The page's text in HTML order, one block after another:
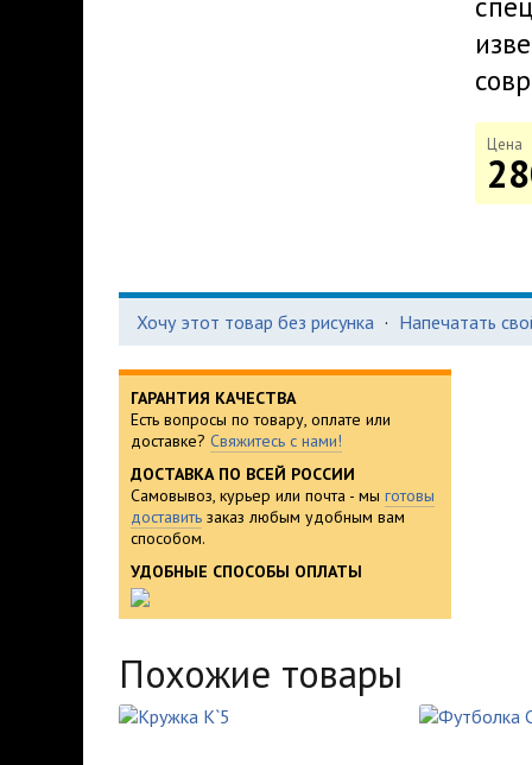
Цена
Хочу этот товар без рисунка · Напечатать
ГАРАНТИЯ КАЧЕСТВА
Есть вопросы по товару, оплате или
доставке? Свяжитесь с нами!
ДОСТАВКА ПО ВСЕЙ РОССИИ
Самовывоз, курьер или почта - мы готовы
доставить заказ любым удобным вам
способом.
УДОБНЫЕ СПОСОБЫ ОПЛАТЫ
Похожие товары